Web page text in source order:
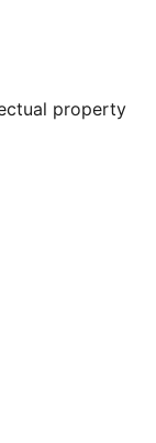
property